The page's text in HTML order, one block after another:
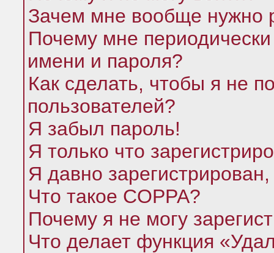
Зачем мне вообще нужно
Почему мне
имени и пароля?
Как сделать, чтобы я не
пользователей?
Я забыл пароль!
Я только что
Я давно
Что такое COPPA?
Почему я не могу
Что делает функция